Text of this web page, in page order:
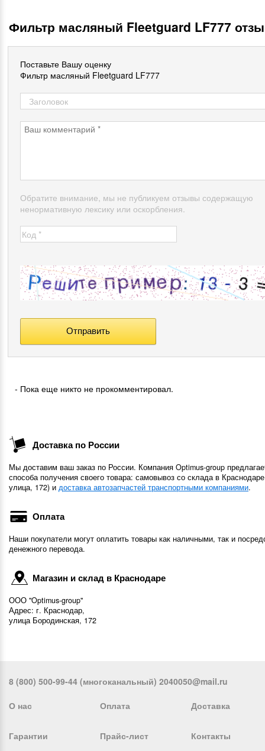
Фильтр масляный Fleetguard LF777
Поставьте Вашу оценку
Фильтр масляный Fleetguard LF777
Обратите внимание, мы не публикуем отзывы содержащую
ненормативную лексику или оскорбления.
- Пока еще никто не прокомментировал.
Доставка по России
Мы доставим ваш заказ по России. Компания Optimus-group
способа получения своего товара: самовывоз со склада в
улица, 172) и доставка автозапчастей транспортными компаниями.
Оплата
Наши покупатели могут оплатить товары как наличными, так и
денежного перевода.
Магазин и склад в Краснодаре
ООО "Optimus-group"
Адрес: г. Краснодар,
улица Бородинская, 172
8 (800) 500-99-44 (многоканальный) 2040050@mail.ru
О нас Оплата Доставка
Гарантии Прайс-лист Контакты